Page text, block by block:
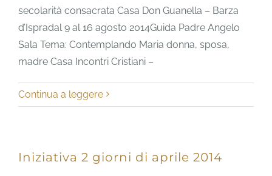
secolarità consacrata Casa Don Guanella – Barza
d’Ispradal 9 al 16 agosto 2014Guida Padre Angelo
Sala Tema: Contemplando Maria donna, sposa,
madre Casa Incontri Cristiani –
Continua a leggere
Iniziativa 2 giorni di aprile 2014